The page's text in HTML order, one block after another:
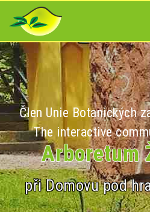
Člen Unie Botanických
The interactive
Arboretum
při Domovu pod